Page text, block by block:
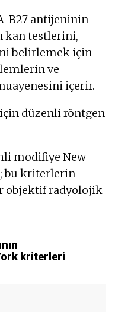
B27 antijeninin
kan testlerini,
belirlemek için
ve
içerir.
düzenli röntgen
modifiye New
bu kriterlerin
objektif radyolojik
kriterleri